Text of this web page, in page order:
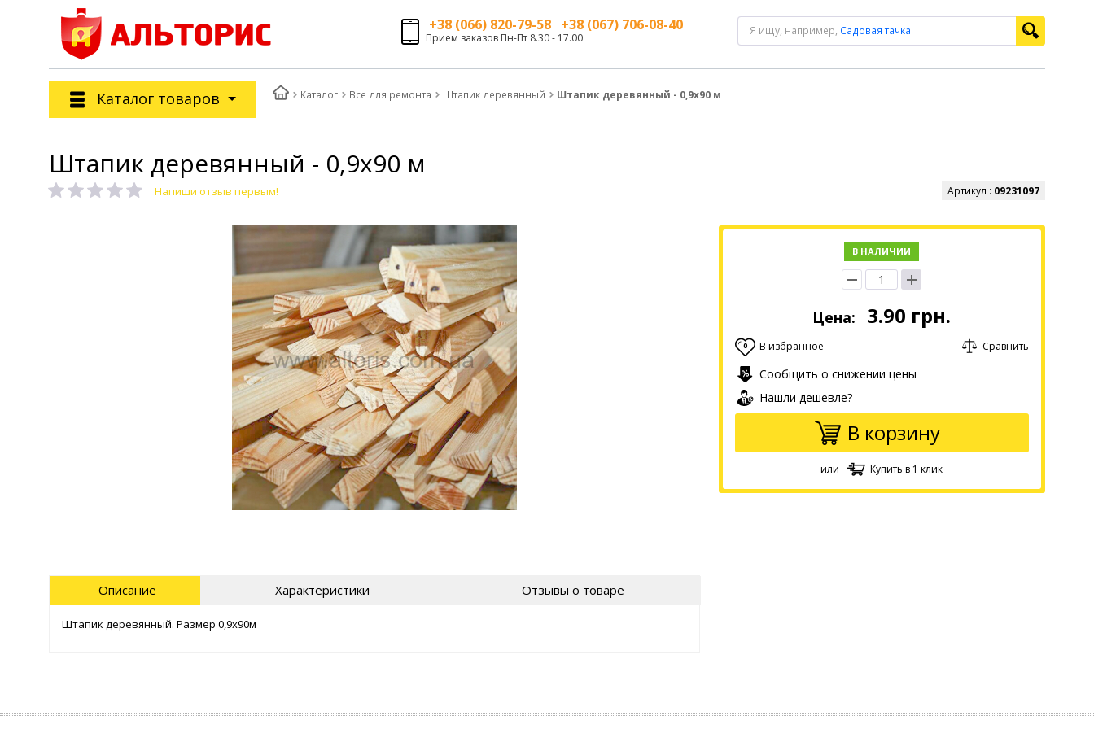
+38 (066) 820-79-58 +38 (067) 706-08-40
Прием заказов Пн-Пт 8.30 - 17.00
Я ищу, например, Садовая тачка
Каталог товаров Каталог Все для ремонта Штапик деревянный Штапик деревянный - 0,9х90 м
Штапик деревянный - 0,9х90 м
Напиши отзыв первым! Артикул : 09231097
В НАЛИЧИИ
Цена: 3.90 грн.
0 В избранное Сравнить
Сообщить о снижении цены
Нашли дешевле?
В корзину
или Купить в 1 клик
Описание Характеристики Отзывы о товаре
Штапик деревянный. Размер 0,9х90м